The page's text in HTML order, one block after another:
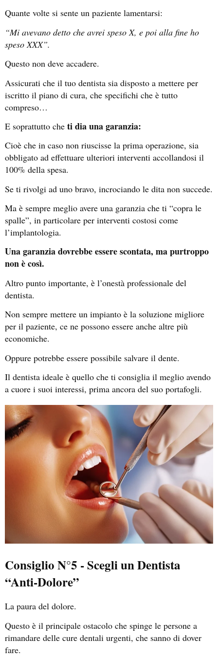
Quante volte si sente un paziente lamentarsi:
“Mi avevano detto che avrei speso X, e poi alla fine ho
speso XXX”.
Questo non deve accadere.
Assicurati che il tuo dentista sia disposto a mettere per
iscritto il piano di cura, che specifichi che è tutto
compreso…
E soprattutto che ti dia una garanzia:
Cioè che in caso non riuscisse la prima operazione, sia
obbligato ad effettuare ulteriori interventi accollandosi il
100% della spesa.
Se ti rivolgi ad uno bravo, incrociando le dita non succede.
Ma è sempre meglio avere una garanzia che ti “copra le
spalle”, in particolare per interventi costosi come
l’implantologia.
Una garanzia dovrebbe essere scontata, ma purtroppo
non è così.
Altro punto importante, è l’onestà professionale del
dentista.
Non sempre mettere un impianto è la soluzione migliore
per il paziente, ce ne possono essere anche altre più
economiche.
Oppure potrebbe essere possibile salvare il dente.
Il dentista ideale è quello che ti consiglia il meglio avendo
a cuore i suoi interessi, prima ancora del suo portafogli.
Consiglio N°5 - Scegli un Dentista
“Anti-Dolore”
La paura del dolore.
Questo è il principale ostacolo che spinge le persone a
rimandare delle cure dentali urgenti, che sanno di dover
fare.